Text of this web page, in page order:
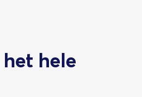
hele